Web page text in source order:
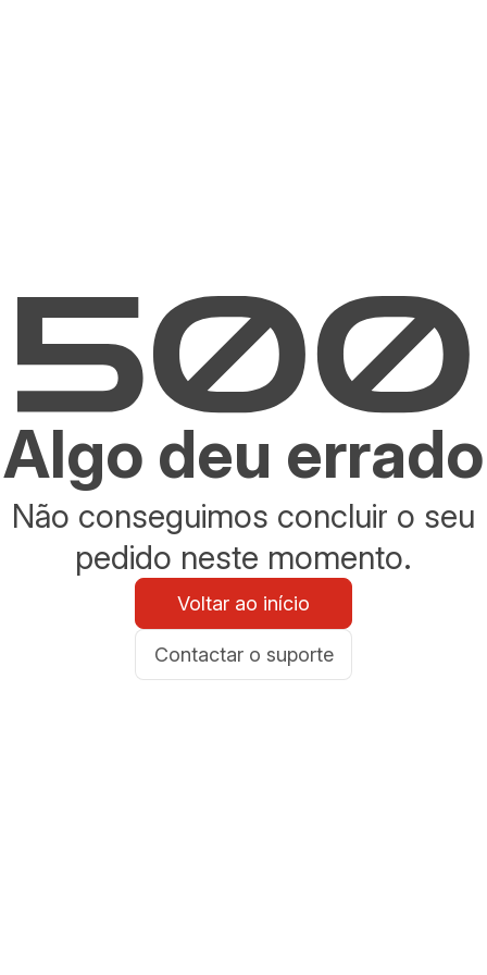
Algo deu errado
Não conseguimos concluir o seu
pedido neste momento.
Voltar ao início
Contactar o suporte